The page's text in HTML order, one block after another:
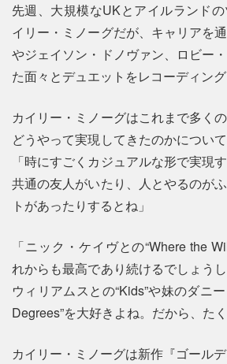
先週、大規模なUKとアイルランド
イリー・ミノーグだが、キャリアを
やジェイソン・ドノヴァン、ロビー
た面々とデュエットをレコーディング
カイリー・ミノーグはこれまで多く
どうやって実現してきたのかについ
「時にすごくカジュアルな形で実現
共通の友人がいたり、人とやるのが
トがあったりするとね」
「ニック・ケイヴとの“Where the
れからも最高であり続けるでしょう
ウィリアムスとの“Kids”や妹のダニ
Degrees”を大好きよね。だから、た
カイリー・ミノーグは新作『ゴール